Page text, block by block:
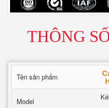
THÔNG
Tên sản phẩm
Model